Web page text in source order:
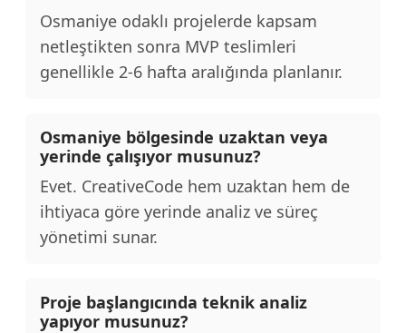
Osmaniye odaklı projelerde kapsam
netleştikten sonra MVP teslimleri
genellikle 2-6 hafta aralığında planlanır.
Osmaniye bölgesinde uzaktan veya
yerinde çalışıyor musunuz?
Evet. CreativeCode hem uzaktan hem de
ihtiyaca göre yerinde analiz ve süreç
yönetimi sunar.
Proje başlangıcında teknik analiz
yapıyor musunuz?